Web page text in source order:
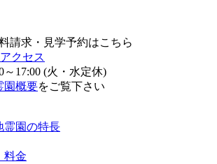
請求・見学予約はこちら
アクセス
～17:00 (火・水定休)
園概要をご覧下さい
霊園の特長
料金